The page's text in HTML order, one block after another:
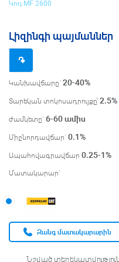
Կոդ MF 2600
Լիզինգի պայմաններ
֌
Կանխավճարը`20-40%
Տարեկան տոկոսադրույքը՝2.5%
ժամկետը`6-60ամիս
Միջնորդավճար`0.1%
Ապահովագրավճար 0.25-1%
Մատակարար`
Զանգ մատակարարին
Նշված